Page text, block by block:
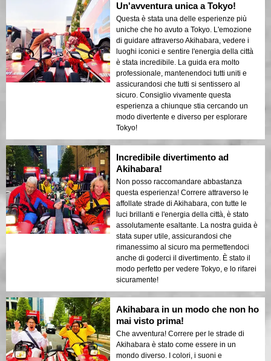
Un'avventura unica a Tokyo!
Questa è stata una delle esperienze più
uniche che ho avuto a Tokyo. L'emozione
di guidare attraverso Akihabara, vedere i
luoghi iconici e sentire l'energia della città
è stata incredibile. La guida era molto
professionale, mantenendoci tutti uniti e
assicurandosi che tutti si sentissero al
sicuro. Consiglio vivamente questa
esperienza a chiunque stia cercando un
modo divertente e diverso per esplorare
Tokyo!
Incredibile divertimento ad
Akihabara!
Non posso raccomandare abbastanza
questa esperienza! Correre attraverso le
affollate strade di Akihabara, con tutte le
luci brillanti e l'energia della città, è stato
assolutamente esaltante. La nostra guida è
stata super utile, assicurandosi che
rimanessimo al sicuro ma permettendoci
anche di goderci il divertimento. È stato il
modo perfetto per vedere Tokyo, e lo rifarei
sicuramente!
Akihabara in un modo che non ho
mai visto prima!
Che avventura! Correre per le strade di
Akihabara è stato come essere in un
mondo diverso. I colori, i suoni e